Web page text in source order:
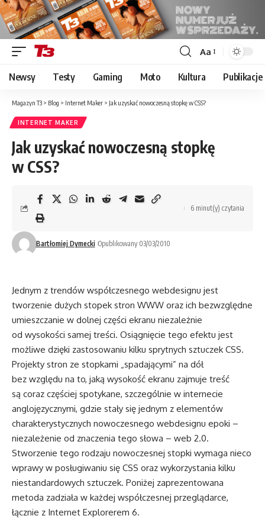
Font
Resizer
Aa
Newsy Testy Gaming Moto Kultura Publikacje
Magazyn T3 > Blog > Internet Maker > Jak uzyskać nowoczesną stopkę w CSS?
INTERNET MAKER
Jak uzyskać nowoczesną stopkę
w CSS?
Bartłomiej Dymecki Opublikowany 03/03/2010
6 minut(y) czytania
Jednym z trendów współczesnego webdesignu jest
tworzenie dużych stopek stron WWW oraz ich bezwzględne
umieszczanie w dolnej części ekranu niezależnie
od wysokości samej treści. Osiągnięcie tego efektu jest
możliwe dzięki zastosowaniu kilku sprytnych sztuczek CSS.
Projekty stron ze stopkami „spadającymi” na dół
bez względu na to, jaką wysokość ekranu zajmuje treść
są coraz częściej spotykane, szczególnie w internecie
anglojęzycznymi, gdzie stały się jednym z elementów
charakterystycznych nowoczesnego webdesignu epoki –
niezależenie od znaczenia tego słowa – web 2.0.
Stworzenie tego rodzaju nowoczesnej stopki wymaga nieco
wprawy w posługiwaniu się CSS oraz wykorzystania kilku
niestandardowych sztuczek. Poniżej zaprezentowana
metoda zadziała w każdej współczesnej przeglądarce,
łącznie z Internet Explorerem 6.